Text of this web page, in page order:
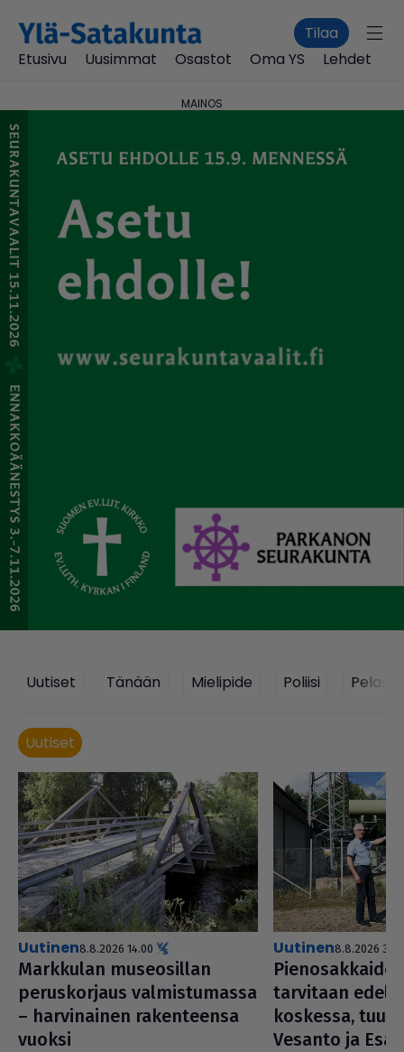
Tilaa
Etusivu
Uusimmat Osastot Oma YS Lehdet
Uutiset Tänään Mielipide Poliisi
Uutiset
uutinen8.8.2026 14.00
Markkulan muse­o­sil­lan
perus­kor­jaus val­mis­tu­massa
– har­vi­nai­nen raken­teensa
vuoksi
uutinen8.8.2026 3.00
tarvitaan
kos­kessa,
Vesanto ja Esa